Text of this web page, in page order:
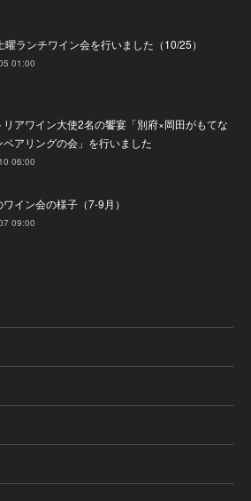
曜ランチワイン会を行いました（10/25）
01:00
リアワイン大使2名の饗宴「別府×岡田がもてな
ペアリングの会」を行いました
06:00
イン会の様子（7-9月）
09:00